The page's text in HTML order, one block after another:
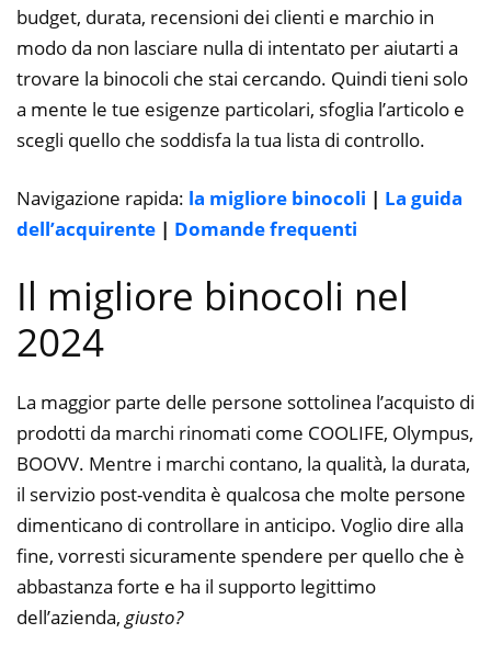
budget, durata, recensioni dei clienti e marchio in
modo da non lasciare nulla di intentato per aiutarti a
trovare la binocoli che stai cercando. Quindi tieni solo
a mente le tue esigenze particolari, sfoglia l’articolo e
scegli quello che soddisfa la tua lista di controllo.
Navigazione rapida: la migliore binocoli | La guida
dell’acquirente | Domande frequenti
Il migliore binocoli nel
2024
La maggior parte delle persone sottolinea l’acquisto di
prodotti da marchi rinomati come COOLIFE, Olympus,
BOOVV. Mentre i marchi contano, la qualità, la durata,
il servizio post-vendita è qualcosa che molte persone
dimenticano di controllare in anticipo. Voglio dire alla
fine, vorresti sicuramente spendere per quello che è
abbastanza forte e ha il supporto legittimo
dell’azienda, giusto?